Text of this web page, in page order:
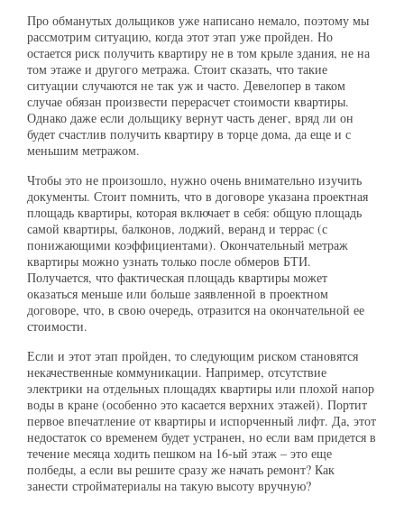
Про обманутых дольщиков уже написано немало, поэтому мы
рассмотрим ситуацию, когда этот этап уже пройден. Но
остается риск получить квартиру не в том крыле здания, не на
том этаже и другого метража. Стоит сказать, что такие
ситуации случаются не так уж и часто. Девелопер в таком
случае обязан произвести перерасчет стоимости квартиры.
Однако даже если дольщику вернут часть денег, вряд ли он
будет счастлив получить квартиру в торце дома, да еще и с
меньшим метражом.
Чтобы это не произошло, нужно очень внимательно изучить
документы. Стоит помнить, что в договоре указана проектная
площадь квартиры, которая включает в себя: общую площадь
самой квартиры, балконов, лоджий, веранд и террас (с
понижающими коэффициентами). Окончательный метраж
квартиры можно узнать только после обмеров БТИ.
Получается, что фактическая площадь квартиры может
оказаться меньше или больше заявленной в проектном
договоре, что, в свою очередь, отразится на окончательной ее
стоимости.
Если и этот этап пройден, то следующим риском становятся
некачественные коммуникации. Например, отсутствие
электрики на отдельных площадях квартиры или плохой напор
воды в кране (особенно это касается верхних этажей). Портит
первое впечатление от квартиры и испорченный лифт. Да, этот
недостаток со временем будет устранен, но если вам придется в
течение месяца ходить пешком на 16-ый этаж – это еще
полбеды, а если вы решите сразу же начать ремонт? Как
занести стройматериалы на такую высоту вручную?